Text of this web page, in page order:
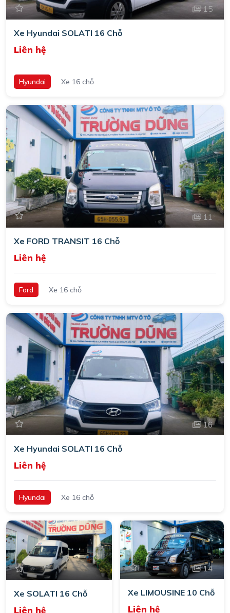
15
Xe Hyundai SOLATI 16 Chỗ
Liên hệ
Hyundai Xe 16 chỗ
11
Xe FORD TRANSIT 16 Chỗ
Liên hệ
Ford Xe 16 chỗ
16
Xe Hyundai SOLATI 16 Chỗ
Liên hệ
Hyundai Xe 16 chỗ
Xe SOLATI 16 Chỗ
Liên hệ
14
Xe LIMOUSINE 10 Chỗ
Liên hệ